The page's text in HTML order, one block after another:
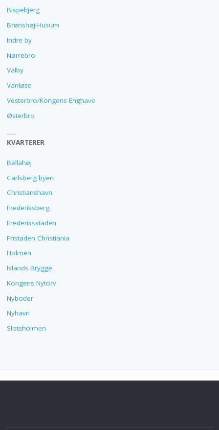
Bispebjerg
Brønshøj-Husum
Indre by
Nørrebro
Valby
Vanløse
Vesterbro/Kongens Enghave
Østerbro
KVARTERER
Bellahøj
Carlsberg byen
Christianshavn
Frederiksberg
Frederiksstaden
Fristaden Christiania
Holmen
Islands Brygge
Kongens Nytorv
Nyboder
Nyhavn
Slotsholmen